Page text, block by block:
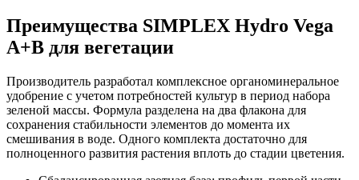
Преимущества SIMPLEX Hydro Vega
A+B для вегетации
Производитель разработал комплексное органоминеральное
удобрение с учетом потребностей культур в период набора
зеленой массы. Формула разделена на два флакона для
сохранения стабильности элементов до момента их
смешивания в воде. Одного комплекта достаточно для
полноценного развития растения вплоть до стадии цветения.